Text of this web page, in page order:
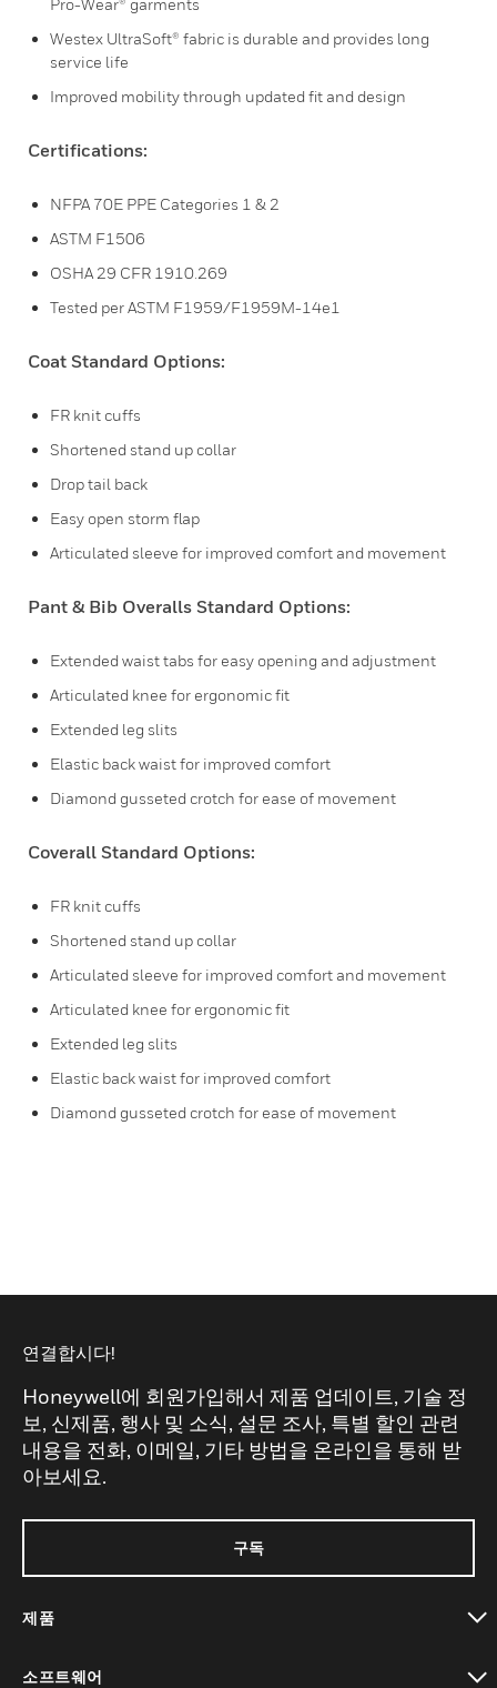
Pro-Wear® garments
Westex UltraSoft® fabric is durable and provides long
service life
Improved mobility through updated fit and design
Certifications:
NFPA 70E PPE Categories 1 & 2
ASTM F1506
OSHA 29 CFR 1910.269
Tested per ASTM F1959/F1959M-14e1
Coat Standard Options:
FR knit cuffs
Shortened stand up collar
Drop tail back
Easy open storm flap
Articulated sleeve for improved comfort and movement
Pant & Bib Overalls Standard Options:
Extended waist tabs for easy opening and adjustment
Articulated knee for ergonomic fit
Extended leg slits
Elastic back waist for improved comfort
Diamond gusseted crotch for ease of movement
Coverall Standard Options:
FR knit cuffs
Shortened stand up collar
Articulated sleeve for improved comfort and movement
Articulated knee for ergonomic fit
Extended leg slits
Elastic back waist for improved comfort
Diamond gusseted crotch for ease of movement
연결합시다!
Honeywell에 회원가입해서 제품 업데이트, 기술 정
보, 신제품, 행사 및 소식, 설문 조사, 특별 할인 관련
내용을 전화, 이메일, 기타 방법을 온라인을 통해 받
아보세요.
구독
제품
소프트웨어